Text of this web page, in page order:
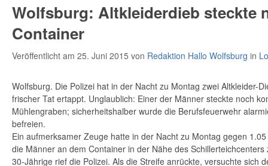
Wolfsburg: Altkleiderdieb steckte
Container
Veröffentlicht am 25. Juni 2015 von Redaktion Hallo Wolfsburg in
Wolfsburg. Die Polizei hat in der Nacht zu Montag zwei Altkleider-
frischer Tat ertappt. Unglaublich: Einer der Männer steckte noch
Mühlengraben; sicherheitshalber wurde die Berufsfeuerwehr
befreien.
Ein aufmerksamer Zeuge hatte in der Nacht zu Montag gegen
die Männer an dem Container in der Nähe des
30-Jährige rief die Polizei. Als die Streife anrückte, versuchte sich